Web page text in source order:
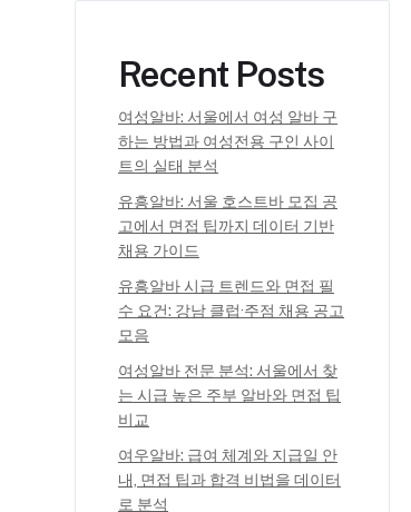
Recent Posts
여성알바: 서울에서 여성 알바 구
하는 방법과 여성전용 구인 사이
트의 실태 분석
유흥알바: 서울 호스트바 모집 공
고에서 면접 팁까지 데이터 기반
채용 가이드
유흥알바 시급 트렌드와 면접 필
수 요건: 강남 클럽·주점 채용 공고
모음
여성알바 전문 분석: 서울에서 찾
는 시급 높은 주부 알바와 면접 팁
비교
여우알바: 급여 체계와 지급일 안
내, 면접 팁과 합격 비법을 데이터
로 분석